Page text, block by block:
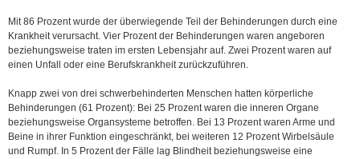
Mit 86 Prozent wurde der überwiegende Teil der Behinderungen durch eine
Krankheit ver­ursacht. Vier Prozent der Behinderungen waren angeboren
beziehungsweise traten im ersten Lebensjahr auf. Zwei Prozent waren auf
einen Unfall oder eine Berufskrankheit zurückzuführen.
Knapp zwei von drei schwerbehinderten Menschen hatten körperliche
Behinderungen (61 Prozent): Bei 25 Prozent waren die inneren Organe
beziehungsweise Organsysteme betroffen. Bei 13 Prozent waren Arme und
Beine in ihrer Funktion eingeschränkt, bei weiteren 12 Prozent Wirbelsäule
und Rumpf. In 5 Prozent der Fälle lag Blindheit beziehungsweise eine